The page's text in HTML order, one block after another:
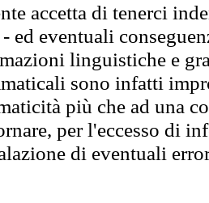
accetta di tenerci
ed eventuali
linguistiche e
sono infatti
più che ad una
per l'eccesso di
di eventuali